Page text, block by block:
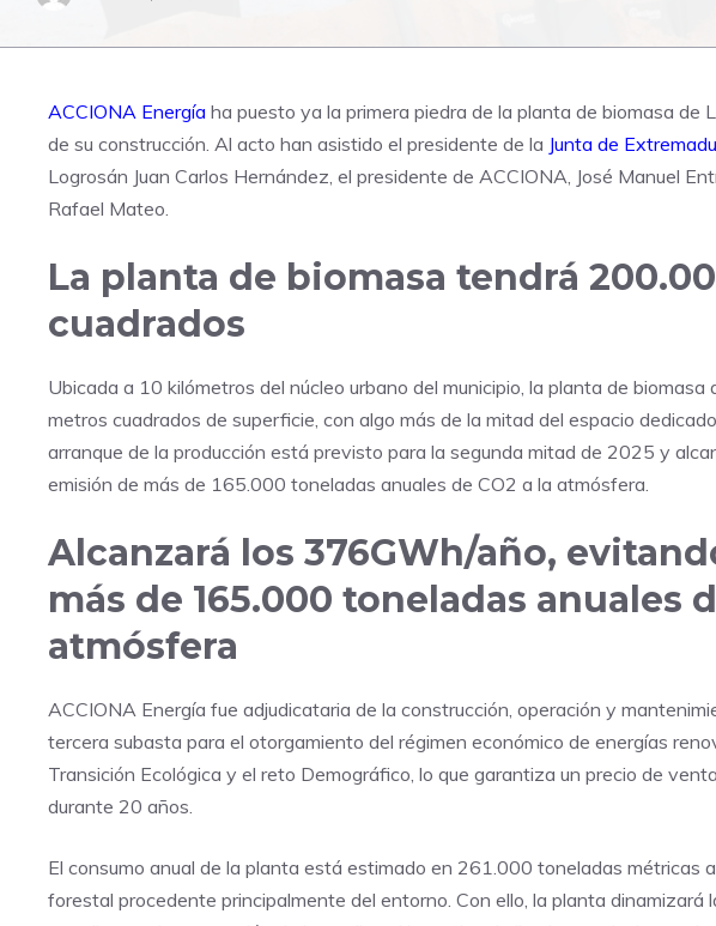
ACCIONA Energía ha puesto ya la primera piedra de la planta de biomasa de
de su construcción. Al acto han asistido el presidente de la Junta de
Logrosán Juan Carlos Hernández, el presidente de ACCIONA, José Manuel
Rafael Mateo.
La planta de biomasa tendrá
cuadrados
Ubicada a 10 kilómetros del núcleo urbano del municipio, la planta de
metros cuadrados de superficie, con algo más de la mitad del espacio
arranque de la producción está previsto para la segunda mitad de 2025 y
emisión de más de 165.000 toneladas anuales de CO2 a la atmósfera.
Alcanzará los 376GWh/año,
más de 165.000 toneladas anuales
atmósfera
ACCIONA Energía fue adjudicataria de la construcción, operación y
tercera subasta para el otorgamiento del régimen económico de energías
Transición Ecológica y el reto Demográfico, lo que garantiza un precio de
durante 20 años.
El consumo anual de la planta está estimado en 261.000 toneladas métricas
forestal procedente principalmente del entorno. Con ello, la planta dinamizará